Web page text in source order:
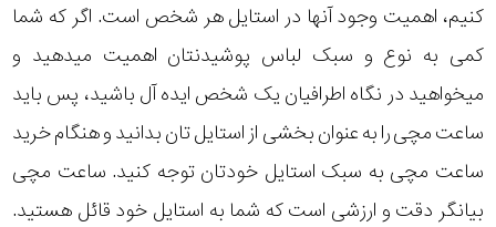
کنیم، اهمیت وجود آنها در استایل هر شخص است. اگر که شما
کمی به نوع و سبک لباس پوشیدنتان اهمیت میدهید و
میخواهید در نگاه اطرافیان یک شخص ایده آل باشید، پس باید
ساعت مچی را به عنوان بخشی از استایل تان بدانید و هنگام خرید
ساعت مچی به سبک استایل خودتان توجه کنید. ساعت مچی
بیانگر دقت و ارزشی است که شما به استایل خود قائل هستید.